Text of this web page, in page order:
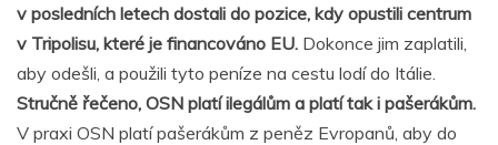
v posledních letech dostali do pozice, kdy opustili centrum
v Tripolisu, které je financováno EU. Dokonce jim zaplatili,
aby odešli, a použili tyto peníze na cestu lodí do Itálie.
Stručně řečeno, OSN platí ilegálům a platí tak i pašerákům.
V praxi OSN platí pašerákům z peněz Evropanů, aby do